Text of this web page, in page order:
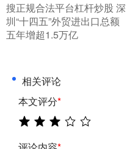
​搜正规合法平台杠杆炒股 深
圳“十四五”外贸进出口总额
五年增超1.5万亿
相关评论
本文评分*